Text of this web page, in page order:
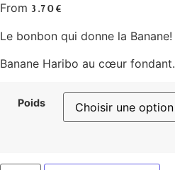
From 3.70€
Le bonbon qui donne la Banane!
Banane Haribo au cœur fondant.
Poids